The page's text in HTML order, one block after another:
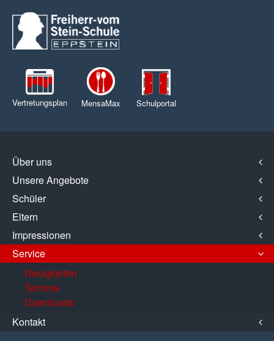
Vertretungsplan MensaMax Schulportal
Über uns
Unsere Angebote
Schüler
Eltern
Impressionen
Service
Neuigkeiten
Termine
Downloads
Kontakt